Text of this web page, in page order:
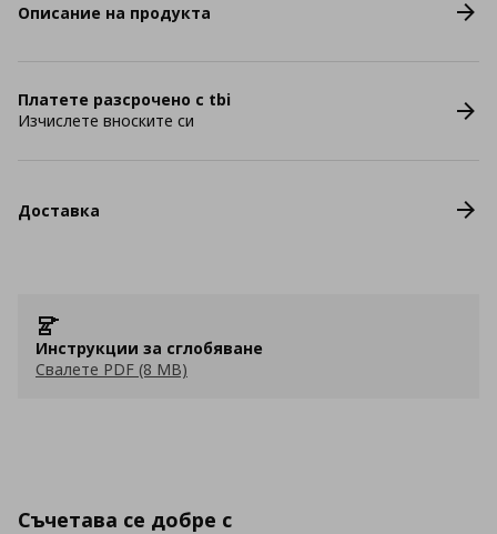
Описание на продукта
Платете разсрочено с tbi
Изчислете вноските си
Доставка
Инструкции за сглобяване
Свалете PDF (8 MB)
Съчетава се добре с